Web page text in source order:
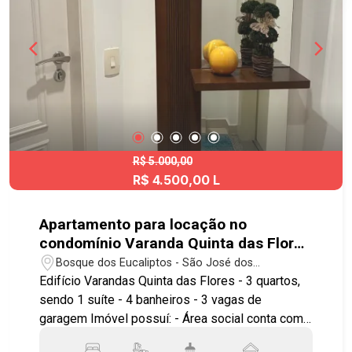
minutos do Carrefour, próximo à rodovia
Presidente Dutra, próximo à padaria Pampulha,
bancos Itaú e Bradesco, droga Raia e drogaria
São Paulo. Agende já sua visita!! #imobiliaria
#geraçãoimóveis #aptolocação
R$ 5.000,00
R$ 4.500,00 L
Apartamento para locação no
condomínio Varanda Quinta das Flores
com 3 quartos sendo 1 suíte - 128 m² -
No bairro Bosque dos Eucaliptos - SJC
Bosque dos Eucaliptos - São José dos
Campos/SP
Edifício Varandas Quinta das Flores - 3 quartos,
sendo 1 suíte - 4 banheiros - 3 vagas de
garagem Imóvel possuí: - Área social conta com